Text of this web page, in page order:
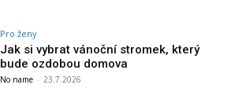
Pro ženy
Jak si vybrat vánoční stromek, který
bude ozdobou domova
No name - 23.7.2026